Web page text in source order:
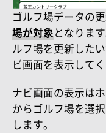
ゴルフ場データの更
場が対象となりま
ルフ場を更新した
ビ画面を表示してく
ナビ画面の表示は
からゴルフ場を選
します。